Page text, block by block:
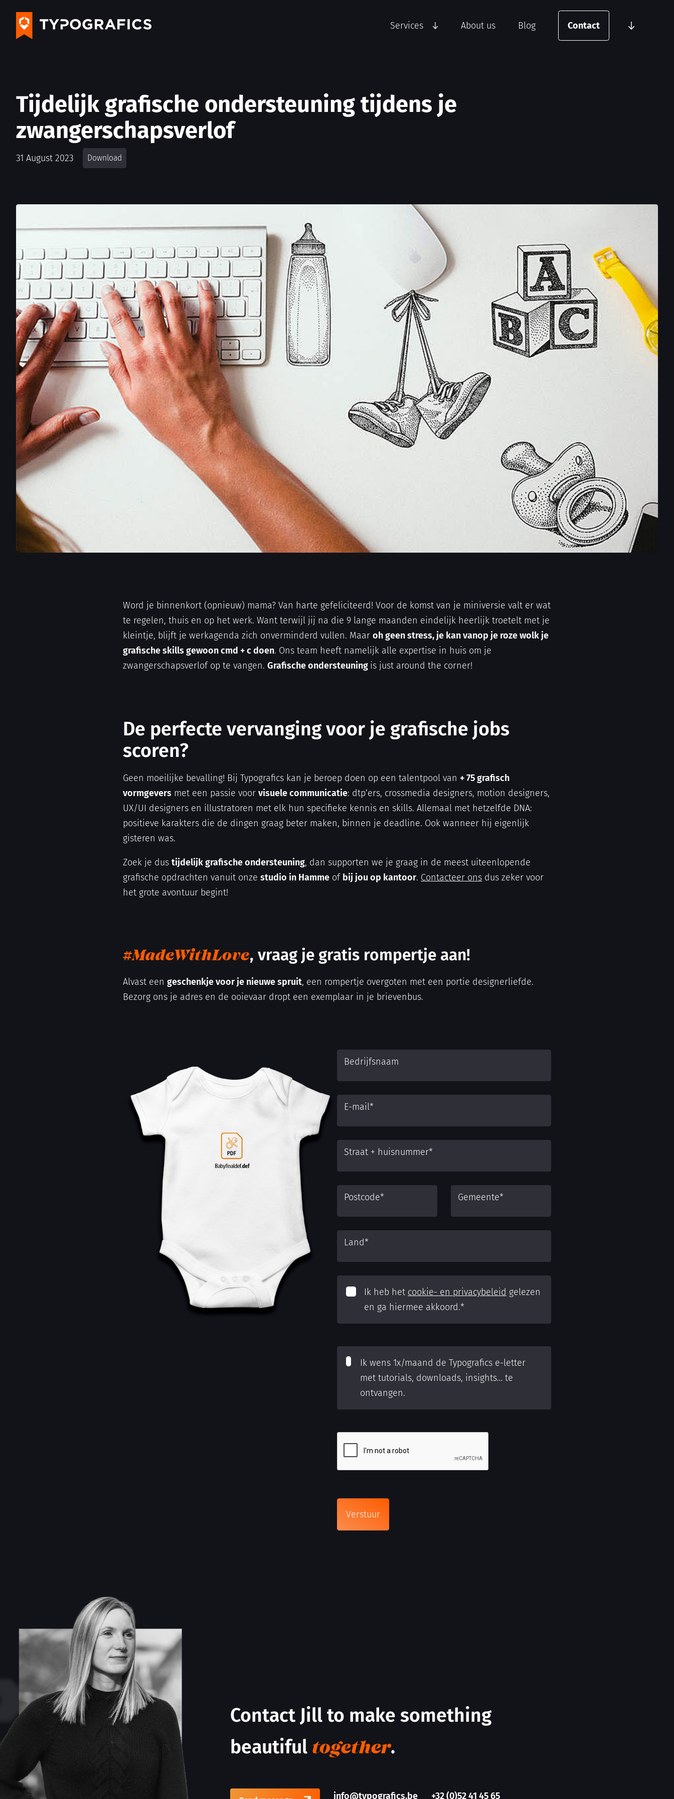
Services About us Blog Contact
Tijdelijk grafische ondersteuning tijdens je
zwangerschapsverlof
31 August 2023 Download
Word je binnenkort (opnieuw) mama? Van harte gefeliciteerd! Voor de komst van je miniversie valt er wat
te regelen, thuis en op het werk. Want terwijl jij na die 9 lange maanden eindelijk heerlijk troetelt met je
kleintje, blijft je werkagenda zich onverminderd vullen. Maaroh geen stress, je kan vanop je roze wolk je
grafische skills gewoon cmd + c doen. Ons team heeft namelijk alle expertise in huis om je
zwangerschapsverlof op te vangen.Grafische ondersteuning is just around the corner!
De perfecte vervanging voor je grafische jobs
scoren?
Geen moeilijke bevalling! Bij Typografics kan je beroep doen op een talentpool van + 75 grafisch
vormgevers met een passie voorvisuele communicatie: dtp’ers, crossmedia designers, motion designers,
UX/UI designers en illustratoren met elk hun specifieke kennis en skills. Allemaal met hetzelfde DNA:
positieve karakters die de dingen graag beter maken, binnen je deadline. Ook wanneer hij eigenlijk
gisteren was.
Zoek je dustijdelijk grafische ondersteuning, dan supporten we je graag in de meest uiteenlopende
grafische opdrachten vanuit onzestudio in Hamme of bij jou op kantoor. Contacteer ons dus zeker voor
het grote avontuur begint!
#MadeWithLove, vraag je gratis rompertje aan!
Alvast eengeschenkje voor je nieuwe spruit, een rompertje overgoten met een portie designerliefde.
Bezorg ons je adres en de ooievaar dropt een exemplaar in je brievenbus.
Bedrijfsnaam
E-mail*
Straat + huisnummer*
Postcode* Gemeente*
Land*
Ik heb het cookie- en privacybeleid gelezen
en ga hiermee akkoord.*
Ik wens 1x/maand de Typografics e-letter
met tutorials, downloads, insights… te
ontvangen.
Contact Jill to make something
beautiful together.
info@typografics.be +32 (0)52 41 45 65